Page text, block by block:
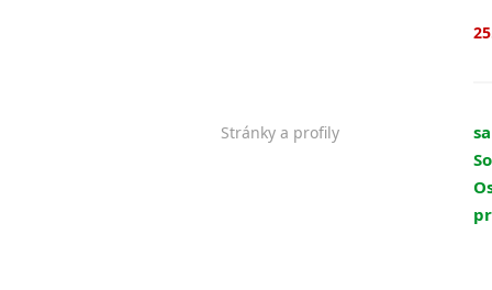
Stránky a profily